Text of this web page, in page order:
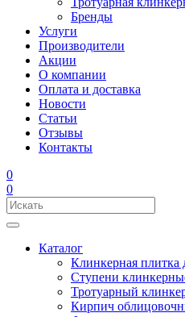
Бренды
Услуги
Производители
Акции
О компании
Оплата и доставка
Новости
Статьи
Отзывы
Контакты
0
0
Каталог
Клинкерная плитка
Ступени
Тротуарный
Кирпич